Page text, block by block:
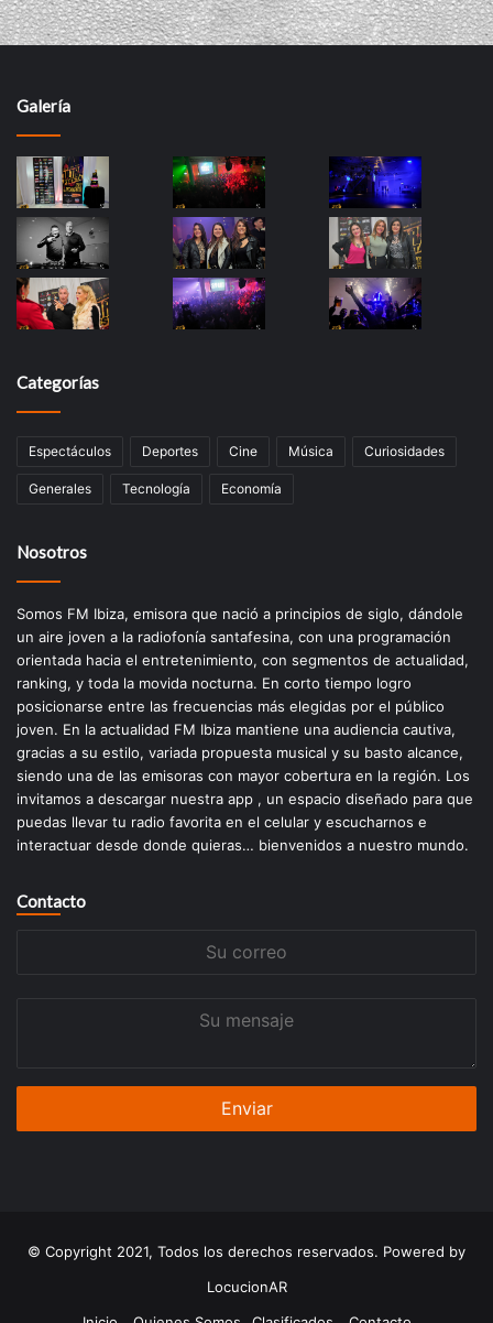
Galería
Categorías
Espectáculos Deportes Cine Música Curiosidades
Generales Tecnología Economía
Nosotros
Somos FM Ibiza, emisora que nació a principios de siglo, dándole
un aire joven a la radiofonía santafesina, con una programación
orientada hacia el entretenimiento, con segmentos de actualidad,
ranking, y toda la movida nocturna. En corto tiempo logro
posicionarse entre las frecuencias más elegidas por el público
joven. En la actualidad FM Ibiza mantiene una audiencia cautiva,
gracias a su estilo, variada propuesta musical y su basto alcance,
siendo una de las emisoras con mayor cobertura en la región. Los
invitamos a descargar nuestra app , un espacio diseñado para que
puedas llevar tu radio favorita en el celular y escucharnos e
interactuar desde donde quieras… bienvenidos a nuestro mundo.
Contacto
© Copyright 2021, Todos los derechos reservados. Powered by
LocucionAR